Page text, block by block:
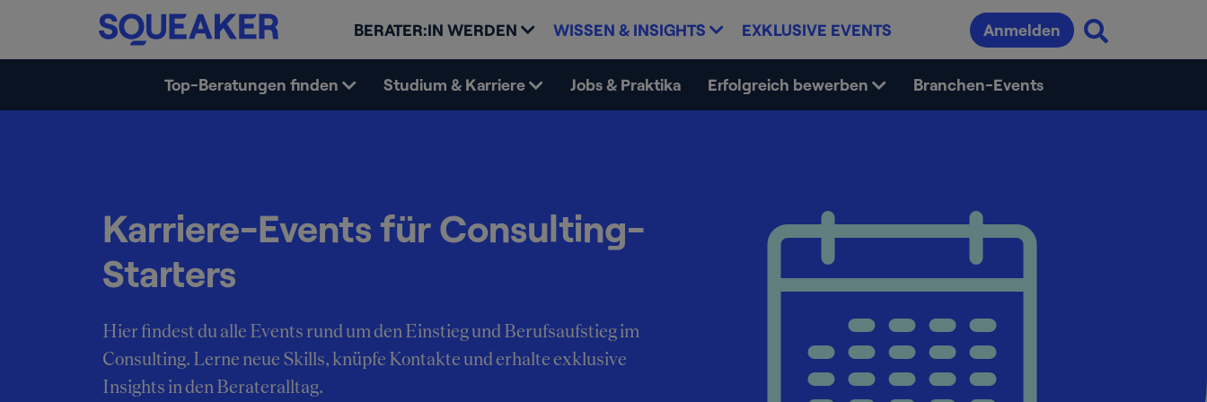
BERATER:IN WERDEN WISSEN & INSIGHTS EXKLUSIVE EVENTS Anmelden
Top-Beratungen finden Studium & Karriere Jobs & Praktika Erfolgreich bewerben Branchen-Events
Karriere-Events für Consulting-
Starters
Hier findest du alle Events rund um den Einstieg und Berufsaufstieg im
Consulting. Lerne neue Skills, knüpfe Kontakte und erhalte exklusive
Insights in den Berateralltag.